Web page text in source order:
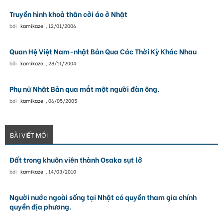
Truyền hình khoả thân cởi áo ở Nhật
bởi kamikaze , 12/01/2006
Quan Hệ Việt Nam-nhật Bản Qua Các Thời Kỳ Khác Nhau
bởi kamikaze , 28/11/2004
Phụ nữ Nhật Bản qua mắt một người đàn ông.
bởi kamikaze , 06/05/2005
BÀI VIẾT MỚI
Đất trong khuôn viên thành Osaka sụt lở
bởi kamikaze , 14/03/2010
Người nước ngoài sống tại Nhật có quyền tham gia chính
quyền địa phương.